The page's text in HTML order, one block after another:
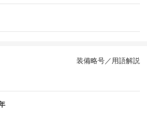
装備略号／用語解説